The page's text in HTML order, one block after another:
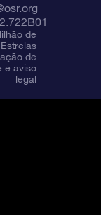
de
Estrelas
de
e aviso
legal